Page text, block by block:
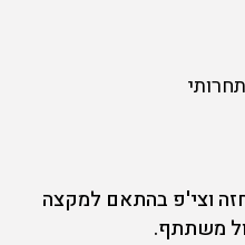
וצי'פ בהתאם למקצה
משתתף.